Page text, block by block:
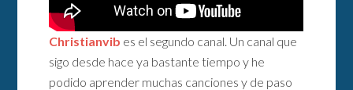
Christianvib es el segundo canal. Un canal que
sigo desde hace ya bastante tiempo y he
podido aprender muchas canciones y de paso